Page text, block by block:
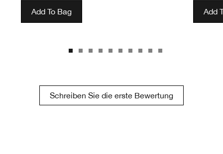
Add To Bag Add
Schreiben Sie die erste Bewertung